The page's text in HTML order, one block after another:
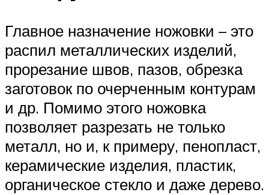
Главное назначение ножовки – это
распил металлических изделий,
прорезание швов, пазов, обрезка
заготовок по очерченным контурам
и др. Помимо этого ножовка
позволяет разрезать не только
металл, но и, к примеру, пенопласт,
керамические изделия, пластик,
органическое стекло и даже дерево.